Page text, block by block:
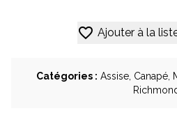
angle
tissu
Ajouter à la
Catégories : Assise, Canapé,